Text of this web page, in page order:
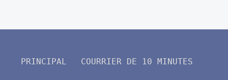
PRINCIPAL COURRIER DE 10 MINUTES